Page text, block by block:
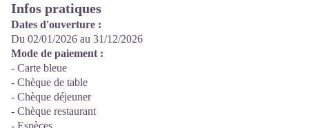
Infos pratiques
Dates d'ouverture :
Du 02/01/2026 au 31/12/2026
Mode de paiement :
- Carte bleue
- Chèque de table
- Chèque déjeuner
- Chèque restaurant
- Espèces